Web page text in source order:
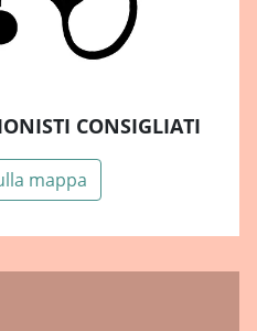
CONSIGLIATI
mappa